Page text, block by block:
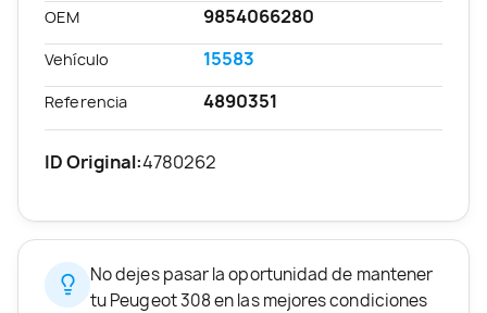
OEM 9854066280
Vehículo 15583
Referencia 4890351
ID Original:4780262
No dejes pasar la oportunidad de mantener
tu Peugeot 308 en las mejores condiciones